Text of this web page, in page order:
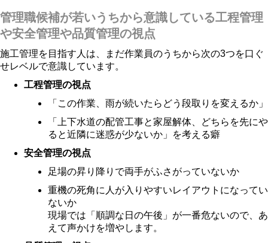
管理職候補が若いうちから意識している工程管理
や安全管理や品質管理の視点
施工管理を目指す人は、まだ作業員のうちから次の3つを口ぐ
せレベルで意識しています。
工程管理の視点
「この作業、雨が続いたらどう段取りを変えるか」
「上下水道の配管工事と家屋解体、どちらを先にや
ると近隣に迷惑が少ないか」を考える癖
安全管理の視点
足場の昇り降りで両手がふさがっていないか
重機の死角に人が入りやすいレイアウトになってい
ないか
現場では「順調な日の午後」が一番危ないので、あ
えて声かけを増やします。